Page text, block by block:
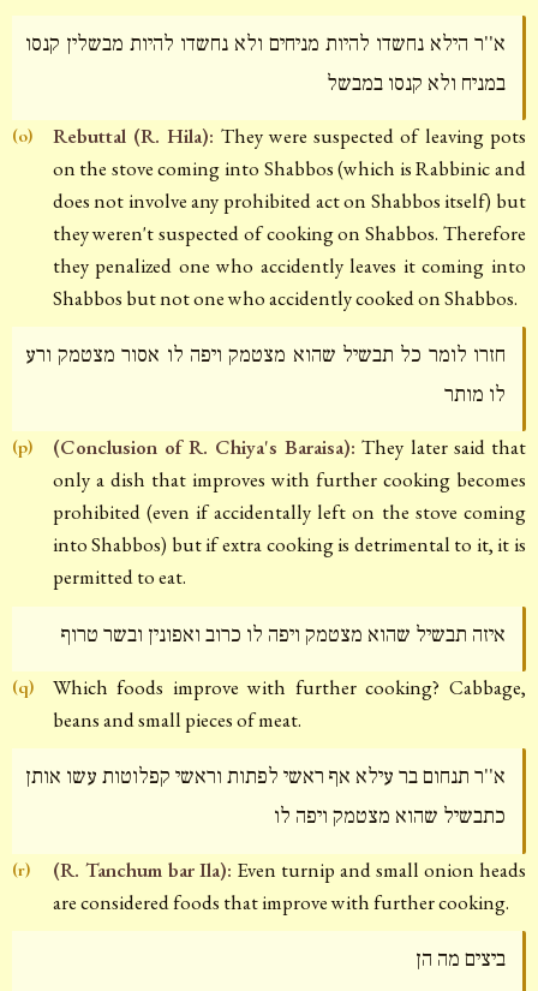
א''ר הילא נחשדו להיות מניחים ולא נחשדו להיות מבשלין קנסו
במניח ולא קנסו במבשל
(o) Rebuttal (R. Hila): They were suspected of leaving pots
on the stove coming into Shabbos (which is Rabbinic and
does not involve any prohibited act on Shabbos itself) but
they weren't suspected of cooking on Shabbos. Therefore
they penalized one who accidently leaves it coming into
Shabbos but not one who accidently cooked on Shabbos.
חזרו לומר כל תבשיל שהוא מצטמק ויפה לו אסור מצטמק ורע
לו מותר
(p) (Conclusion of R. Chiya's Baraisa): They later said that
only a dish that improves with further cooking becomes
prohibited (even if accidentally left on the stove coming
into Shabbos) but if extra cooking is detrimental to it, it is
permitted to eat.
איזה תבשיל שהוא מצטמק ויפה לו כרוב ואפונין ובשר טרוף
(q)
Which foods improve with further cooking? Cabbage,
beans and small pieces of meat.
א''ר תנחום בר עילא אף ראשי לפתות וראשי קפלוטות עשו אותן
כתבשיל שהוא מצטמק ויפה לו
(r) (R. Tanchum bar Ila): Even turnip and small onion heads
are considered foods that improve with further cooking.
ביצים מה הן